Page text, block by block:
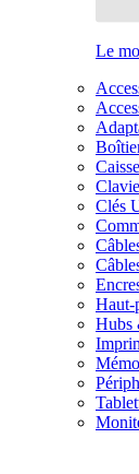
Le
Clés
Haut-
Hubs